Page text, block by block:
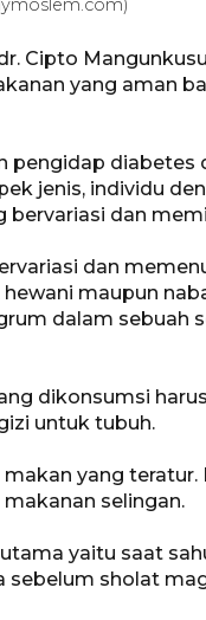
Cipto
yang aman
pengidap diabetes
jenis, individu
dan
dan
maupun
dalam sebuah
dikonsumsi
untuk tubuh.
yang teratur.
selingan.
yaitu saat
sholat